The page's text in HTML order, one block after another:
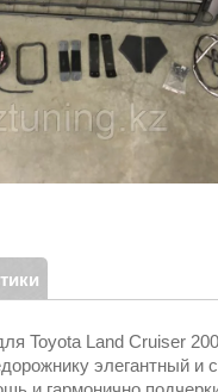
Toyota Land Cruiser
элегантный и